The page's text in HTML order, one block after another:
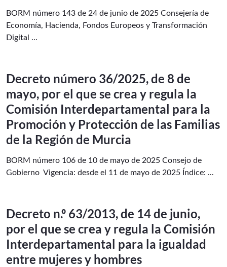
BORM número 143 de 24 de junio de 2025 Consejería de
Economía, Hacienda, Fondos Europeos y Transformación
Digital ...
Decreto número 36/2025, de 8 de
mayo, por el que se crea y regula la
Comisión Interdepartamental para la
Promoción y Protección de las Familias
de la Región de Murcia
BORM número 106 de 10 de mayo de 2025 Consejo de
Gobierno Vigencia: desde el 11 de mayo de 2025 Índice: ...
Decreto n.º 63/2013, de 14 de junio,
por el que se crea y regula la Comisión
Interdepartamental para la igualdad
entre mujeres y hombres